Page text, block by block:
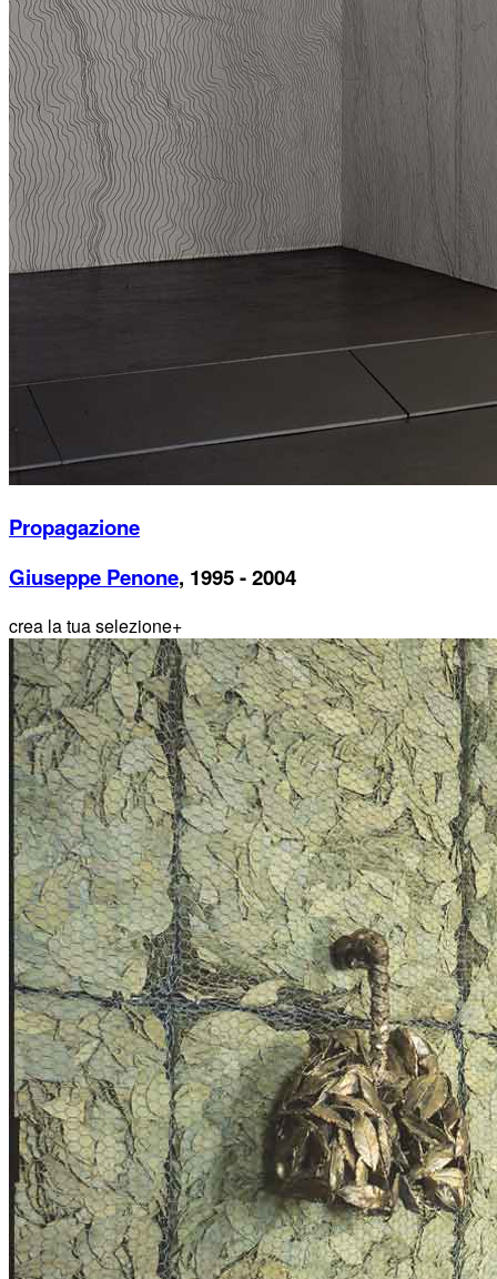
Propagazione
Giuseppe Penone, 1995 - 2004
crea la tua selezione+